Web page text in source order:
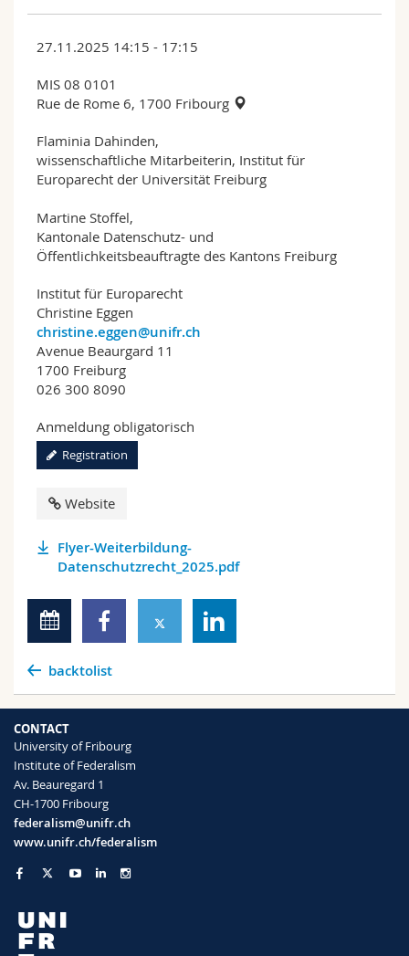
27.11.2025 14:15 - 17:15
MIS 08 0101
Rue de Rome 6, 1700 Fribourg
Flaminia Dahinden,
wissenschaftliche Mitarbeiterin, Institut für
Europarecht der Universität Freiburg
Martine Stoffel,
Kantonale Datenschutz- und
Öffentlichkeitsbeauftragte des Kantons Freiburg
Institut für Europarecht
Christine Eggen
christine.eggen@unifr.ch
Avenue Beaurgard 11
1700 Freiburg
026 300 8090
Anmeldung obligatorisch
Registration
Website
Flyer-Weiterbildung-
Datenschutzrecht_2025.pdf
backtolist
CONTACT
University of Fribourg
Institute of Federalism
Av. Beauregard 1
CH-1700 Fribourg
federalism@unifr.ch
www.unifr.ch/federalism